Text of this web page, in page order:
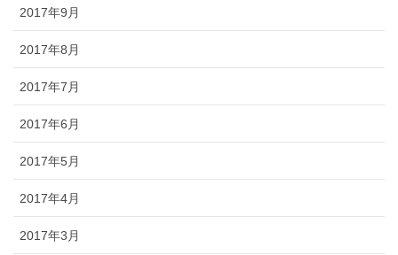
2017年9月
2017年8月
2017年7月
2017年6月
2017年5月
2017年4月
2017年3月